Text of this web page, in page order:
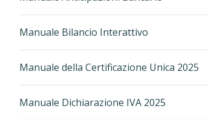
Manuale Bilancio Interattivo
Manuale della Certificazione Unica 2025
Manuale Dichiarazione IVA 2025